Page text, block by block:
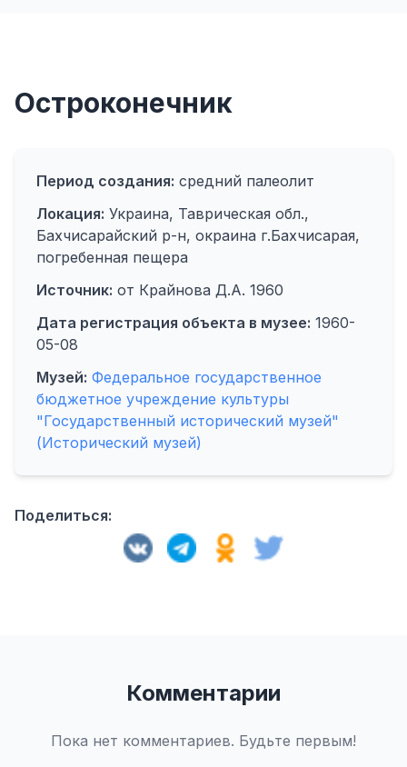
Остроконечник
Период создания: средний палеолит
Локация: Украина, Таврическая обл.,
Бахчисарайский р-н, окраина г.Бахчисарая,
погребенная пещера
Источник: от Крайнова Д.А. 1960
Дата регистрация объекта в музее: 1960-
05-08
Музей: Федеральное государственное
бюджетное учреждение культуры
"Государственный исторический музей"
(Исторический музей)
Поделиться:
Комментарии
Пока нет комментариев. Будьте первым!